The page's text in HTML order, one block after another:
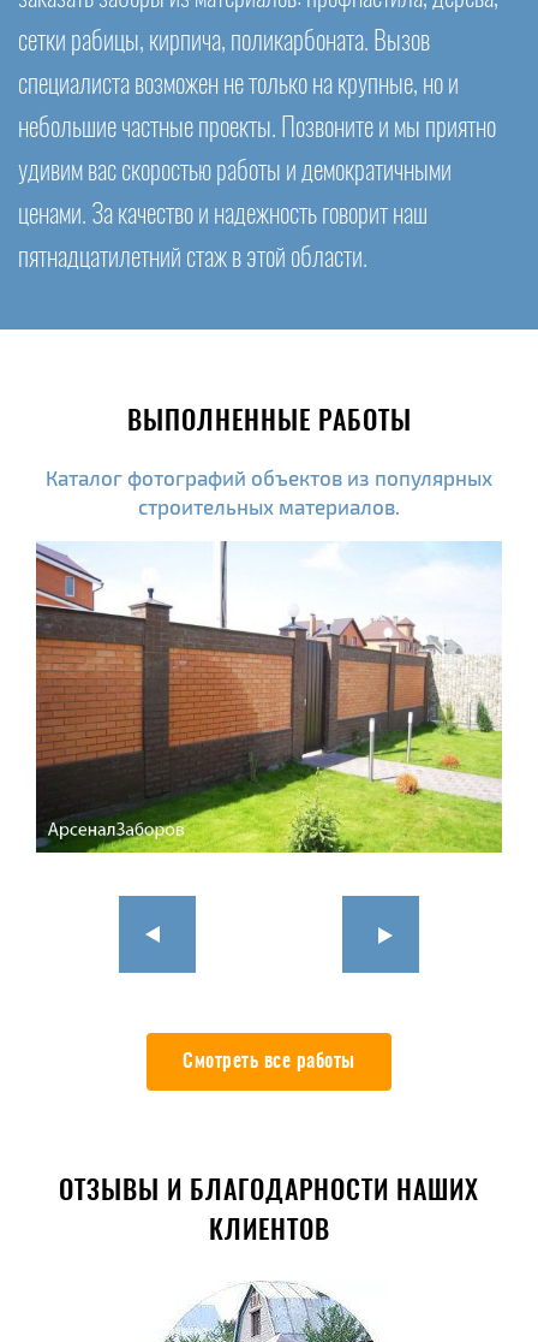
сетки рабицы, кирпича, поликарбоната. Вызов
специалиста возможен не только на крупные, но и
небольшие частные проекты. Позвоните и мы приятно
удивим вас скоростью работы и демократичными
ценами. За качество и надежность говорит наш
пятнадцатилетний стаж в этой области.
ВЫПОЛНЕННЫЕ РАБОТЫ
Каталог фотографий объектов из популярных
строительных материалов.
Смотреть все работы
ОТЗЫВЫ И БЛАГОДАРНОСТИ НАШИХ
КЛИЕНТОВ